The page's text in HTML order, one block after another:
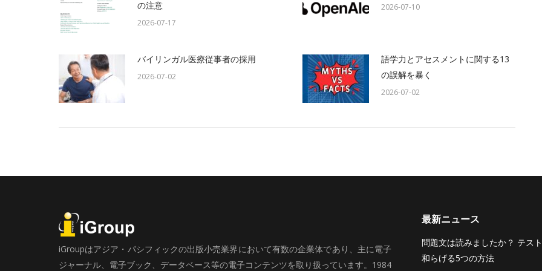
の注意
2026-07-17
2026-07-10
バイリンガル医療従事者の採用
2026-07-02
語学力とアセスメントに関する13
の誤解を暴く
2026-07-02
iGroupはアジア・パシフィックの出版小売業界において有数の企業体であり、主に電子
ジャーナル、電子ブック、データベース等の電子コンテンツを取り扱っています。1984
最新ニュース
問題文は読みましたか？ テス
和らげる5つの方法